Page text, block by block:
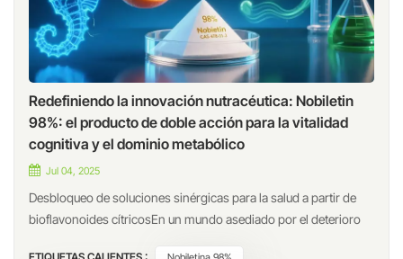
Redefiniendo la innovación nutracéutica: Nobiletin
98%: el producto de doble acción para la vitalidad
cognitiva y el dominio metabólico
Jul 04, 2025
Desbloqueo de soluciones sinérgicas para la salud a partir de
bioflavonoides cítricosEn un mundo asediado por el deterioro